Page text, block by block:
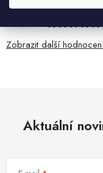
Ivana
Zobrazit další
Aktuální